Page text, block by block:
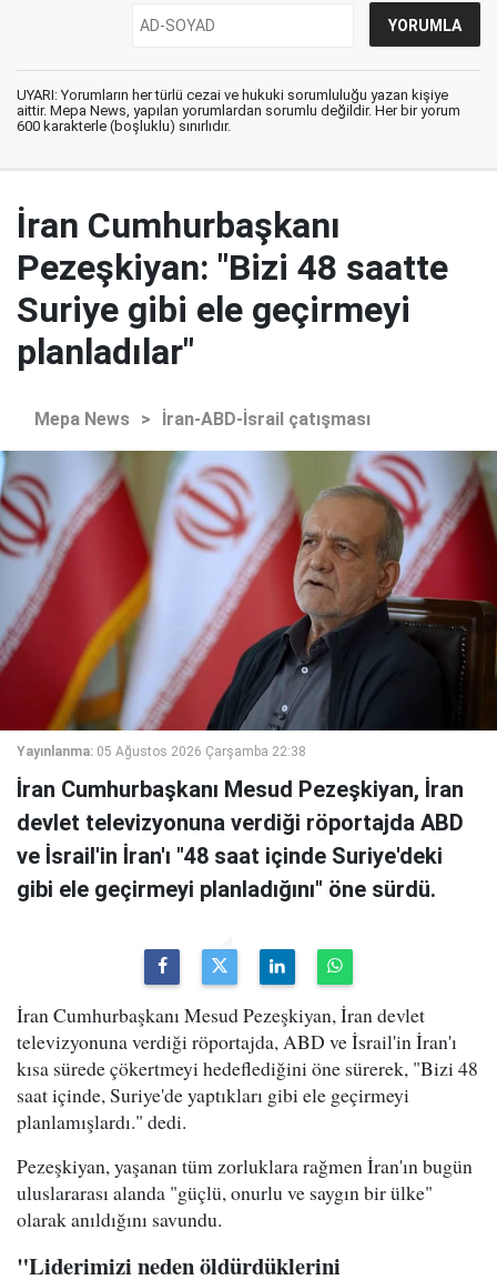
UYARI: Yorumların her türlü cezai ve hukuki sorumluluğu yazan kişiye
aittir. Mepa News, yapılan yorumlardan sorumlu değildir. Her bir yorum
600 karakterle (boşluklu) sınırlıdır.
İran Cumhurbaşkanı
Pezeşkiyan: "Bizi 48 saatte
Suriye gibi ele geçirmeyi
planladılar"
Mepa News > İran-ABD-İsrail çatışması
Yayınlanma: 05 Ağustos 2026 Çarşamba 22:38
İran Cumhurbaşkanı Mesud Pezeşkiyan, İran
devlet televizyonuna verdiği röportajda ABD
ve İsrail'in İran'ı "48 saat içinde Suriye'deki
gibi ele geçirmeyi planladığını" öne sürdü.
İran Cumhurbaşkanı Mesud Pezeşkiyan, İran devlet
televizyonuna verdiği röportajda, ABD ve İsrail'in İran'ı
kısa sürede çökertmeyi hedeflediğini öne sürerek, "Bizi 48
saat içinde, Suriye'de yaptıkları gibi ele geçirmeyi
planlamışlardı." dedi.
Pezeşkiyan, yaşanan tüm zorluklara rağmen İran'ın bugün
uluslararası alanda "güçlü, onurlu ve saygın bir ülke"
olarak anıldığını savundu.
"Liderimizi neden öldürdüklerini